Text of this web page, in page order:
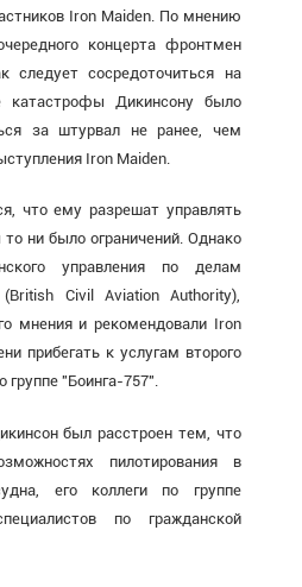
Iron Maiden. По мнению
концерта фронтмен
сосредоточиться на
катастрофы Дикинсону было
за штурвал не ранее, чем
Iron Maiden.
что ему разрешат управлять
ни было ограничений. Однако
управления по делам
(British Civil Aviation Authority),
мнения и рекомендовали Iron
прибегать к услугам второго
группе "Боинга-757".
был расстроен тем, что
пилотирования в
его коллеги по группе
по гражданской